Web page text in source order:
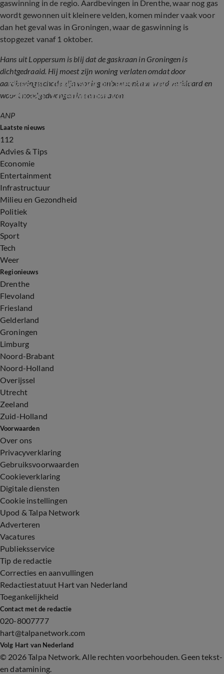
gaswinning in de regio. Aardbevingen in Drenthe, waar nog gas
wordt gewonnen uit kleinere velden, komen minder vaak voor
dan het geval was in Groningen, waar de gaswinning is
stopgezet vanaf 1 oktober.
Hans uit Loppersum is blij dat de gaskraan in Groningen is
dichtgedraaid. Hij moest zijn woning verlaten omdat door
aardbevingsschade zijn woning onbewoonbaar werd verklaard en
woont noodgedwongen in een caravan:
1:22
Hans uit Loppersum blij met dichtdraaien
gaskaan: 'Overwinning voor Groningers'
ANP
Laatste nieuws
112
Advies & Tips
Economie
Entertainment
Infrastructuur
Milieu en Gezondheid
Politiek
Royalty
Sport
Tech
Weer
Regionieuws
Drenthe
Flevoland
Friesland
Gelderland
Groningen
Limburg
Noord-Brabant
Noord-Holland
Overijssel
Utrecht
Zeeland
Zuid-Holland
Voorwaarden
Over ons
Privacyverklaring
Gebruiksvoorwaarden
Cookieverklaring
Digitale diensten
Cookie instellingen
Upod & Talpa Network
Adverteren
Vacatures
Publieksservice
Tip de redactie
Correcties en aanvullingen
Redactiestatuut Hart van Nederland
Toegankelijkheid
Contact met de redactie
020-8007777
hart@talpanetwork.com
Volg Hart van Nederland
© 2026 Talpa Network. Alle rechten voorbehouden. Geen tekst-
en datamining.